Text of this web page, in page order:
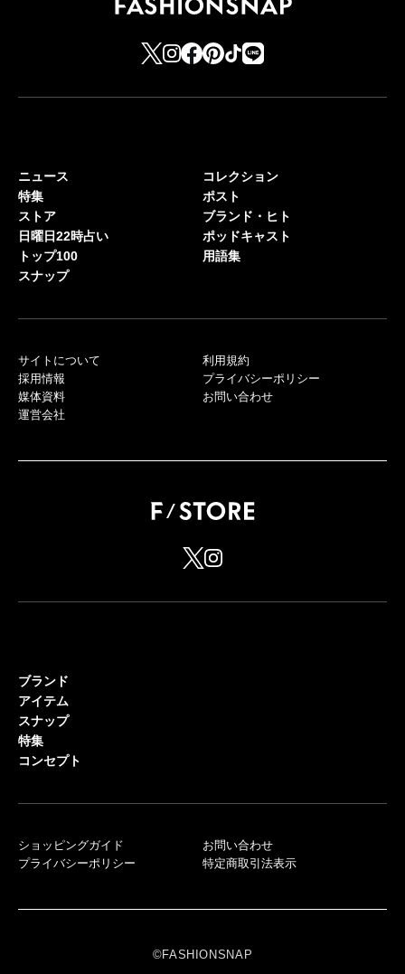
ニュース
特集
ストア
日曜日22時占い
トップ100
スナップ
コレクション
ポスト
ブランド・ヒト
ポッドキャスト
用語集
サイトについて
採用情報
媒体資料
運営会社
利用規約
プライバシーポリシー
お問い合わせ
ブランド
アイテム
スナップ
特集
コンセプト
ショッピングガイド
プライバシーポリシー
お問い合わせ
特定商取引法表示
©FASHIONSNAP